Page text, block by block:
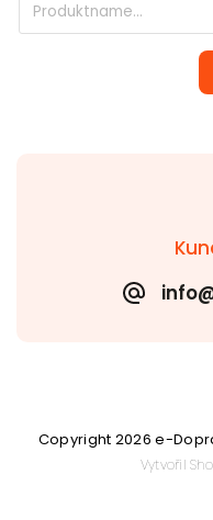
Copyright 2026e-
Vytvořil